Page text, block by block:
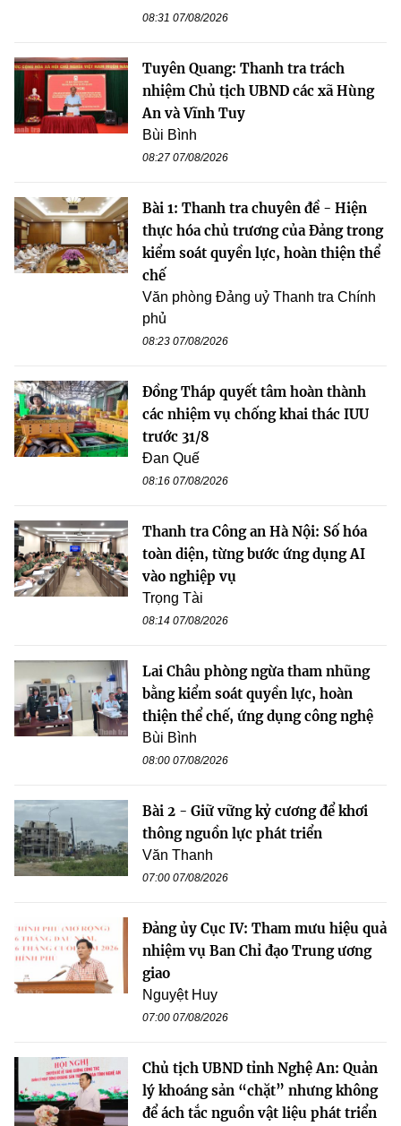
08:31 07/08/2026
Tuyên Quang: Thanh tra trách
nhiệm Chủ tịch UBND các xã Hùng
An và Vĩnh Tuy
Bùi Bình
08:27 07/08/2026
Bài 1: Thanh tra chuyên đề - Hiện
thực hóa chủ trương của Đảng trong
kiểm soát quyền lực, hoàn thiện thể
chế
Văn phòng Đảng uỷ Thanh tra Chính
phủ
08:23 07/08/2026
Đồng Tháp quyết tâm hoàn thành
các nhiệm vụ chống khai thác IUU
trước 31/8
Đan Quế
08:16 07/08/2026
Thanh tra Công an Hà Nội: Số hóa
toàn diện, từng bước ứng dụng AI
vào nghiệp vụ
Trọng Tài
08:14 07/08/2026
Lai Châu phòng ngừa tham nhũng
bằng kiểm soát quyền lực, hoàn
thiện thể chế, ứng dụng công nghệ
Bùi Bình
08:00 07/08/2026
Bài 2 - Giữ vững kỷ cương để khơi
thông nguồn lực phát triển
Văn Thanh
07:00 07/08/2026
Đảng ủy Cục IV: Tham mưu hiệu quả
nhiệm vụ Ban Chỉ đạo Trung ương
giao
Nguyệt Huy
07:00 07/08/2026
Chủ tịch UBND tỉnh Nghệ An: Quản
lý khoáng sản “chặt” nhưng không
để ách tắc nguồn vật liệu phát triển